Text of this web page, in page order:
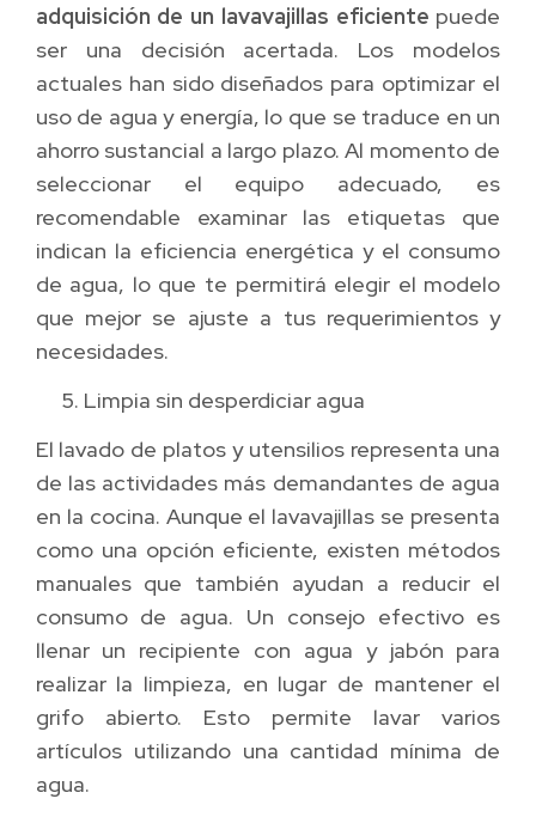
adquisición de un lavavajillas eficiente puede
ser una decisión acertada. Los modelos
actuales han sido diseñados para optimizar el
uso de agua y energía, lo que se traduce en un
ahorro sustancial a largo plazo. Al momento de
seleccionar el equipo adecuado, es
recomendable examinar las etiquetas que
indican la eficiencia energética y el consumo
de agua, lo que te permitirá elegir el modelo
que mejor se ajuste a tus requerimientos y
necesidades.
Limpia sin desperdiciar agua
El lavado de platos y utensilios representa una
de las actividades más demandantes de agua
en la cocina. Aunque el lavavajillas se presenta
como una opción eficiente, existen métodos
manuales que también ayudan a reducir el
consumo de agua. Un consejo efectivo es
llenar un recipiente con agua y jabón para
realizar la limpieza, en lugar de mantener el
grifo abierto. Esto permite lavar varios
artículos utilizando una cantidad mínima de
agua.